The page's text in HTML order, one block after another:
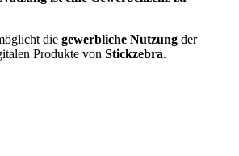
die gewerbliche Nutzung der
Produkte von Stickzebra.